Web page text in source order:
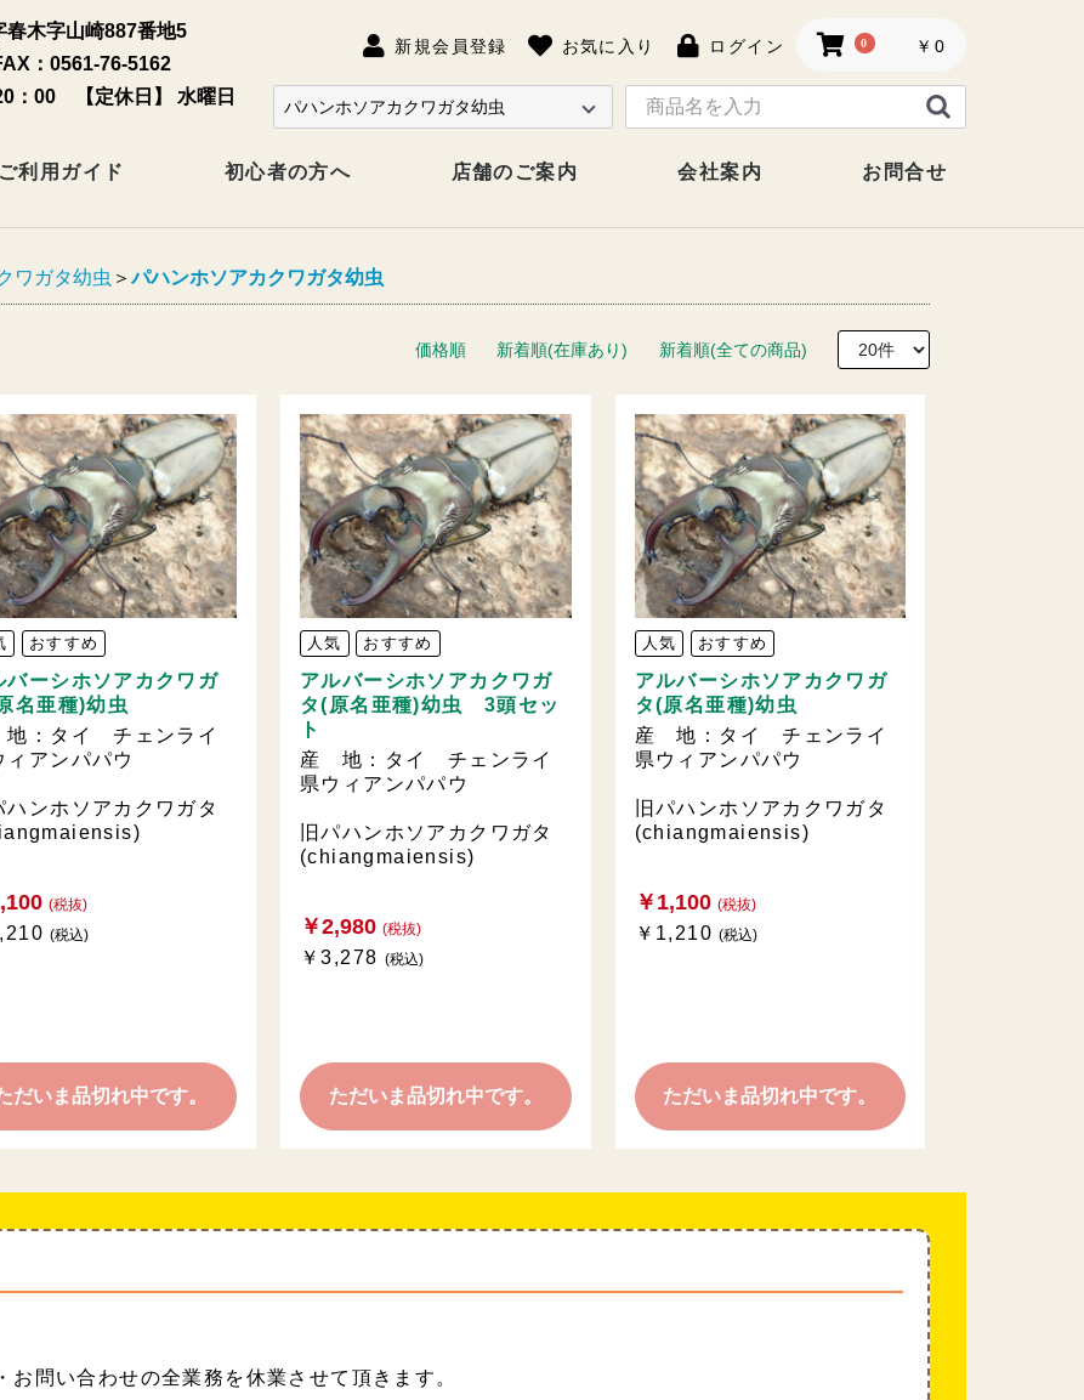
木字山崎887番地5
：0561-76-5162
：00 【定休日】 水曜日
新規会員登録 お気に入り ログイン 0 ￥0
ご利用ガイド 初心者の方へ 店舗のご案内 会社案内 お問合せ
ワガタ幼虫 ＞パハンホソアカクワガタ幼虫
価格順 新着順(在庫あり) 新着順(全ての商品)
おすすめ
バーシホソアカクワガ
名亜種)幼虫
：タイ チェンライ
ィアンパパウ
ハンホソアカクワガタ
(税抜)
(税込)
だいま品切れ中です。
人気 おすすめ
アルバーシホソアカクワガ
タ(原名亜種)幼虫 3頭セッ
ト
産 地：タイ チェンライ
県ウィアンパパウ
旧パハンホソアカクワガタ
(chiangmaiensis)
￥2,980 (税抜)
￥3,278 (税込)
ただいま品切れ中です。
人気 おすすめ
アルバーシホソアカクワガ
タ(原名亜種)幼虫
産 地：タイ チェンライ
県ウィアンパパウ
旧パハンホソアカクワガタ
(chiangmaiensis)
￥1,100 (税抜)
￥1,210(税込)
ただいま品切れ中です。
問い合わせの全業務を休業させて頂きます。